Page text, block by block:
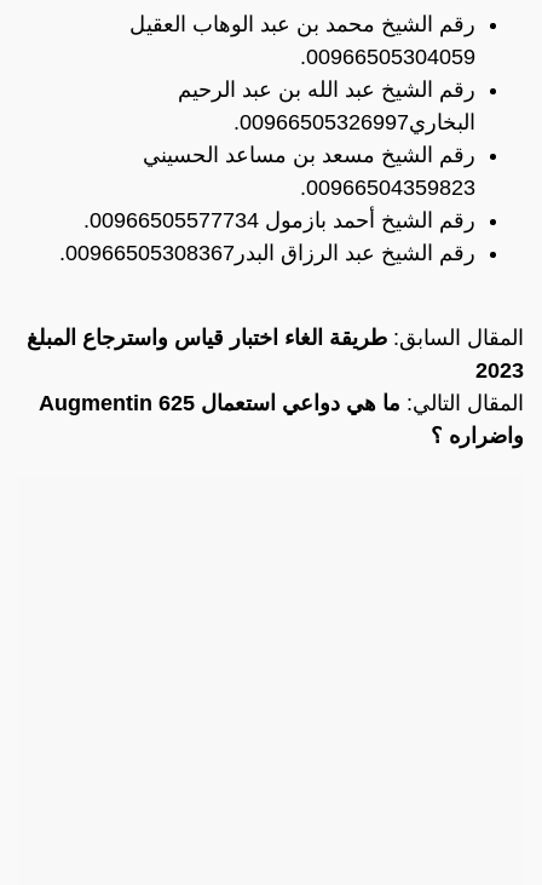
رقم الشيخ محمد بن عبد الوهاب العقيل
00966505304059.
رقم الشيخ عبد الله بن عبد الرحيم
البخاري00966505326997.
رقم الشيخ مسعد بن مساعد الحسيني
00966504359823.
رقم الشيخ أحمد بازمول 00966505577734.
رقم الشيخ عبد الرزاق البدر00966505308367.
المقال السابق: طريقة الغاء اختبار قياس واسترجاع المبلغ
2023
المقال التالي:
ما هي دواعي استعمال Augmentin 625
واضراره ؟